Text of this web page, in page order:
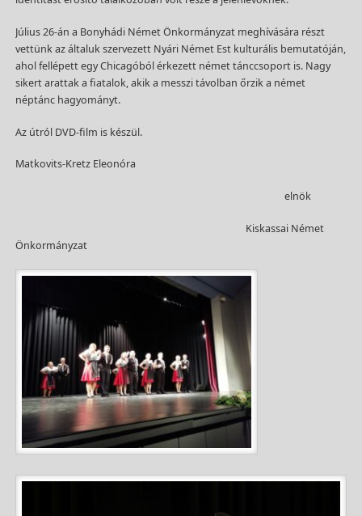
Július 26-án a Bonyhádi Német Önkormányzat meghívására részt
vettünk az általuk szervezett Nyári Német Est kulturális bemutatóján,
ahol fellépett egy Chicagóból érkezett német tánccsoport is. Nagy
sikert arattak a fiatalok, akik a messzi távolban őrzik a német
néptánc hagyományt.
Az útról DVD-film is készül.
Matkovits-Kretz Eleonóra
elnök
Kiskassai Német
Önkormányzat